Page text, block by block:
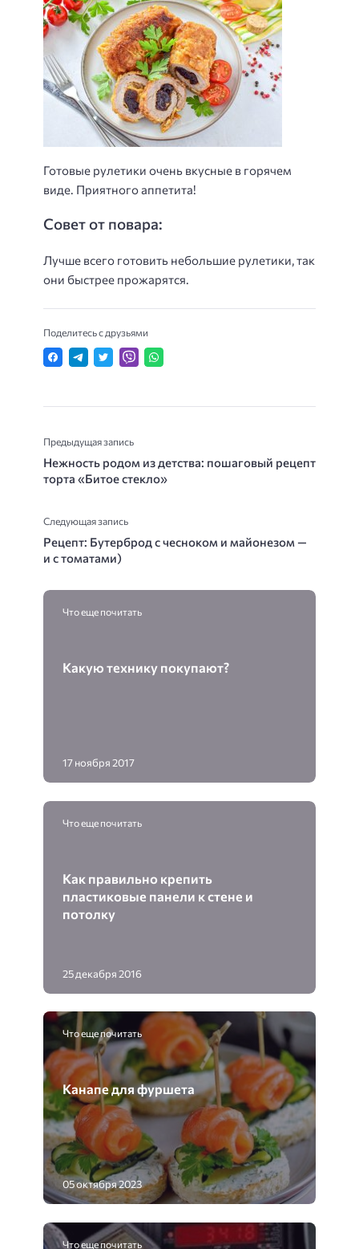
Готовые рулетики очень вкусные в горячем
виде. Приятного аппетита!
Совет от повара:
Лучше всего готовить небольшие рулетики, так
они быстрее прожарятся.
Поделитесь с друзьями
Предыдущая запись
Нежность родом из детства: пошаговый рецепт
торта «Битое стекло»
Следующая запись
Рецепт: Бутерброд с чесноком и майонезом —
и с томатами)
Что еще почитать
Какую технику покупают?
17 ноября 2017
Что еще почитать
Как правильно крепить
пластиковые панели к стене и
потолку
25 декабря 2016
Что еще почитать
Канапе для фуршета
05 октября 2023
Что еще почитать